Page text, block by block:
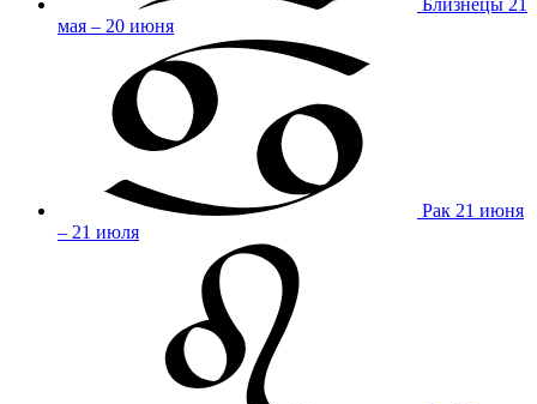
мая – 20 июня
Рак 21 июня
– 21 июля